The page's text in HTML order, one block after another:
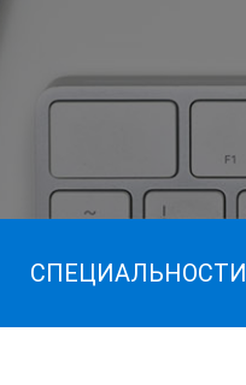
СПЕЦИАЛЬНОСТИ